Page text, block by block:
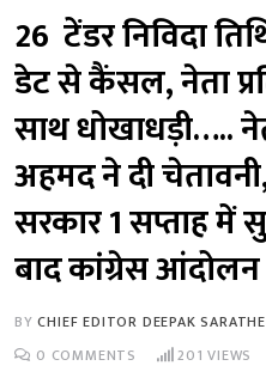
26 टेंडर निविदा
डेट से कैंसल, नेता
साथ धोखाधड़ी…..
अहमद ने दी
सरकार 1 सप्ताह में
बाद कांग्रेस
BYCHIEF EDITOR DEEPAK SARATHE
0 COMMENTS 201 VIEWS